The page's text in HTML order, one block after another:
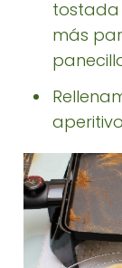
tostada
más